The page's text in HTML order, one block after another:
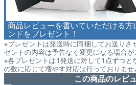
商品レビューを書いていただける方
ンドをプレゼント！
※プレゼントは発送時に同梱してお送りさ
ゼントの内容は予告なく変更になる場合が
※各プレゼントは1発送に対して1点ずつと
の数に応じて増やす対応は行っておりませ
この商品のレビ